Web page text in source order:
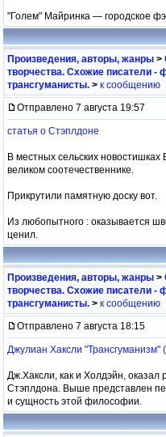
"Голем" Майринка — городское
Произведения, авторы, жанры >
творчества. Схожие писатели -
трансгуманисты. > к сообщению
Отправлено 7 августа 19:57
статья о Стэплдоне
В местных сельских
великом соотечественнике.
Прикрутили памятную доску вот.
Из любопытного : оказывается
ценил.
Произведения, авторы, жанры >
творчества. Схожие писатели -
трансгуманисты. > к сообщению
Отправлено 7 августа 18:15
Джулиан Хаксли "Трансгуманизм"
Дж.Хаксли, как и Холдэйн,
Стэплдона. Выше представлен
и сущность этой философии.